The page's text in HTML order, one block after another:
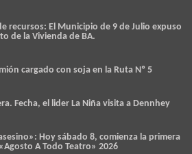
recursos: El Municipio de 9 de Julio expuso
de la Vivienda de BA.
cargado con soja en la Ruta Nº 5
Fecha, el lider La Niña visita a Dennhey
Hoy sábado 8, comienza la primera
A Todo Teatro» 2026